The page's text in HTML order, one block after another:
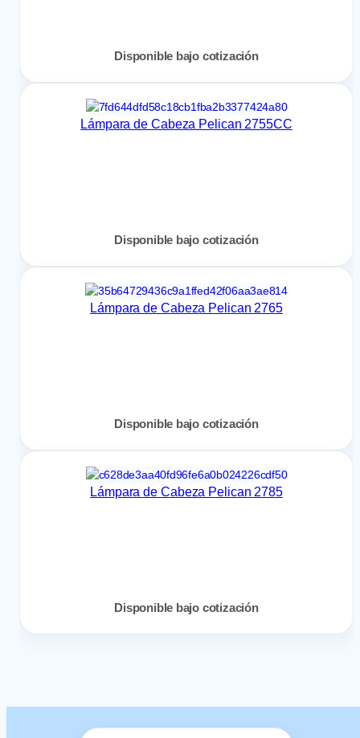
Disponible bajo cotización
Lámpara de Cabeza Pelican 2755CC
Disponible bajo cotización
Lámpara de Cabeza Pelican 2765
Disponible bajo cotización
Lámpara de Cabeza Pelican 2785
Disponible bajo cotización